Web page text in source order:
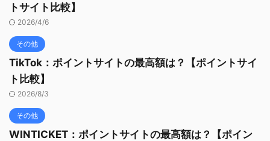
トサイト比較】
2026/4/6
その他
TikTok：ポイントサイトの最高額は？【ポイントサイ
ト比較】
2026/8/3
その他
WINTICKET：ポイントサイトの最高額は？【ポイン